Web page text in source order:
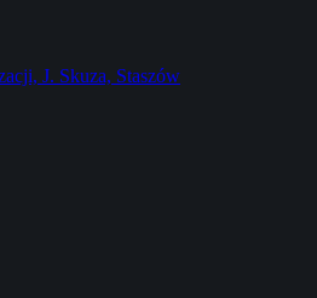
J. Skuza, Staszów